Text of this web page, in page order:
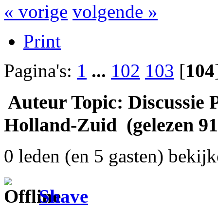
« vorige volgende »
Print
Pagina's: 1 ... 102 103 [104
Auteur Topic: Discussie
Holland-Zuid (gelezen
0 leden (en 5 gasten)
Shave